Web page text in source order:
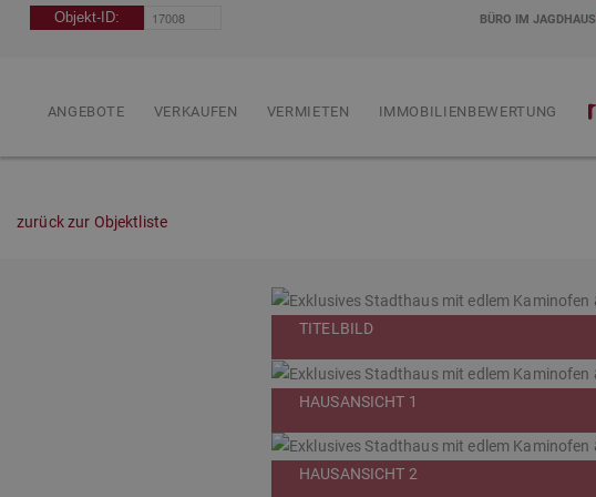
BÜRO IM JAGDHAUS
ANGEBOTE VERKAUFEN VERMIETEN IMMOBILIENBEWERTUNG
zurück zur Objektliste
TITELBILD
HAUSANSICHT 1
HAUSANSICHT 2